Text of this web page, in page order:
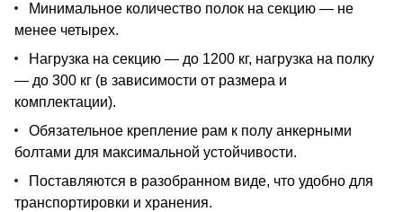
Минимальное количество полок на секцию — не
менее четырех.
Нагрузка на секцию — до 1200 кг, нагрузка на полку
— до 300 кг (в зависимости от размера и
комплектации).
Обязательное крепление рам к полу анкерными
болтами для максимальной устойчивости.
Поставляются в разобранном виде, что удобно для
транспортировки и хранения.